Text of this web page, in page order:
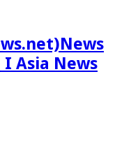
News
Asia News